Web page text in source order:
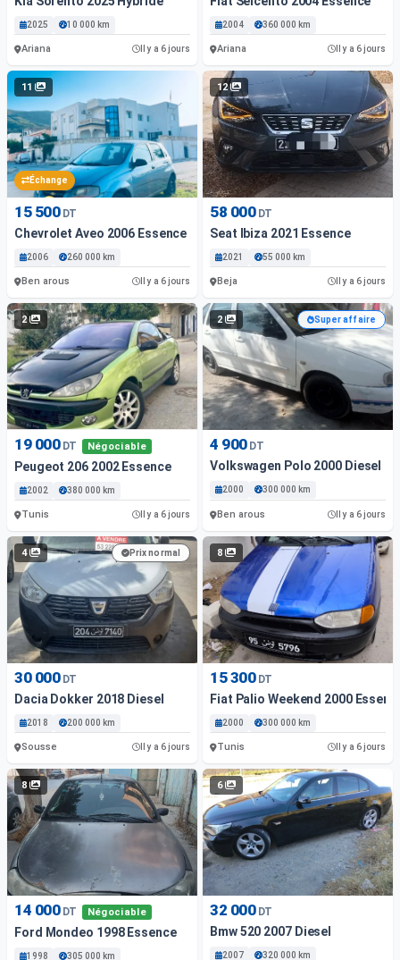
2025 10 000 km
Ariana Il y a 6 jours
2004 360 000 km
Ariana Il y a 6 jours
11
Échange
15 500 DT
Chevrolet Aveo 2006 Essence
2006 260 000 km
Ben arous Il y a 6 jours
12
58 000 DT
Seat Ibiza 2021 Essence
2021 55 000 km
Beja Il y a 6 jours
2
19 000 DT Négociable
Peugeot 206 2002 Essence
2002 380 000 km
Tunis Il y a 6 jours
2 Super affaire
4 900 DT
Volkswagen Polo 2000 Diesel
2000 300 000 km
Ben arous Il y a 6 jours
4 Prix normal
30 000 DT
Dacia Dokker 2018 Diesel
2018 200 000 km
Sousse Il y a 6 jours
8
15 300 DT
Fiat Palio Weekend 2000
2000 300 000 km
Tunis Il y a 6 jours
8
14 000 DT Négociable
Ford Mondeo 1998 Essence
1998 305 000 km
6
32 000 DT
Bmw 520 2007 Diesel
2007 320 000 km